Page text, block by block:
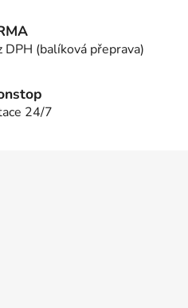
DPH (balíková přeprava)
24/7